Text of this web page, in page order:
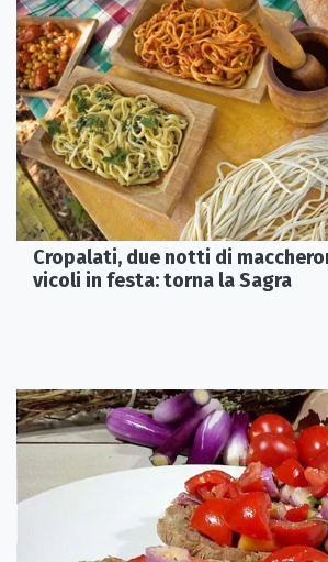
Cropalati, due notti di
vicoli in festa: torna la Sagra